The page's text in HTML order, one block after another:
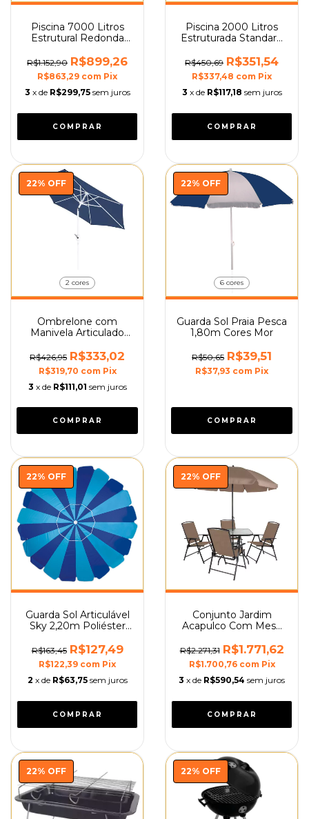
Piscina 7000 Litros
Estrutural Redonda
R$1.152,90 R$899,26
R$863,29 com Pix
3 x de R$299,75 sem juros
Piscina 2000 Litros
Estruturada Standard
R$450,69 R$351,54
R$337,48 com Pix
3 x de R$117,18 sem juros
22% OFF
2 cores
Ombrelone com
Manivela Articulado
R$426,95 R$333,02
R$319,70 com Pix
3 x de R$111,01 sem juros
COMPRAR
22% OFF
6 cores
Guarda Sol Praia Pesca
1,80m Cores Mor
R$50,65 R$39,51
R$37,93 com Pix
COMPRAR
22% OFF
Guarda Sol Articulável
Sky 2,20m Poliéster
R$163,45 R$127,49
R$122,39 com Pix
2 x de R$63,75 sem juros
22% OFF
Conjunto Jardim
Acapulco Com Mesa
Mor
R$2.271,31 R$1.771,62
R$1.700,76 com Pix
3 x de R$590,54 sem juros
22% OFF 22% OFF